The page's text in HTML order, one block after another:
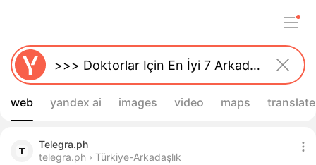
web yandex ai images video maps translate
Telegra.ph
telegra.ph › Türkiye-Arkadaşlık